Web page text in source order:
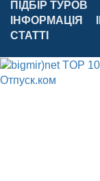
ПІДБІР ТУРОВ
ІНФОРМАЦІЯ
СТАТТІ
Отпуск.ком